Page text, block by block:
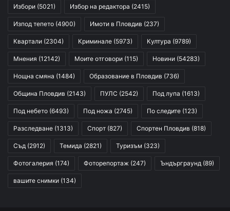
Избори (5021) Избор на редактора (2415)
Изпод тепето (4900) Имоти в Пловдив (237)
Квартали (2304) Криминале (5973) Култура (9789)
Мнения (12142) Моите отговори (115) Новини (54283)
Нощна смяна (1484) Образование в Пловдив (736)
Община Пловдив (2143) ПУЛС (2542) Под лупа (1613)
Под небето (6493) Под ножа (2745) По следите (123)
Разследване (1313) Спорт (827) Спортен Пловдив (818)
Съд (2912) Темида (2821) Туризъм (323)
Фотогалерия (174) Фоторепортаж (247) Ъндърграунд (89)
вашите снимки (134)